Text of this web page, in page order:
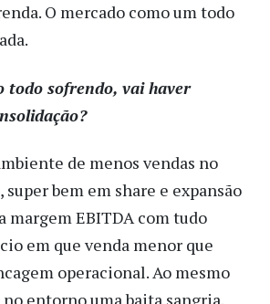
O mercado como um todo
todo sofrendo, vai haver
de menos vendas no
super bem em share e expansão
margem EBITDA com tudo
em que venda menor que
operacional. Ao mesmo
entorno uma baita sangria.